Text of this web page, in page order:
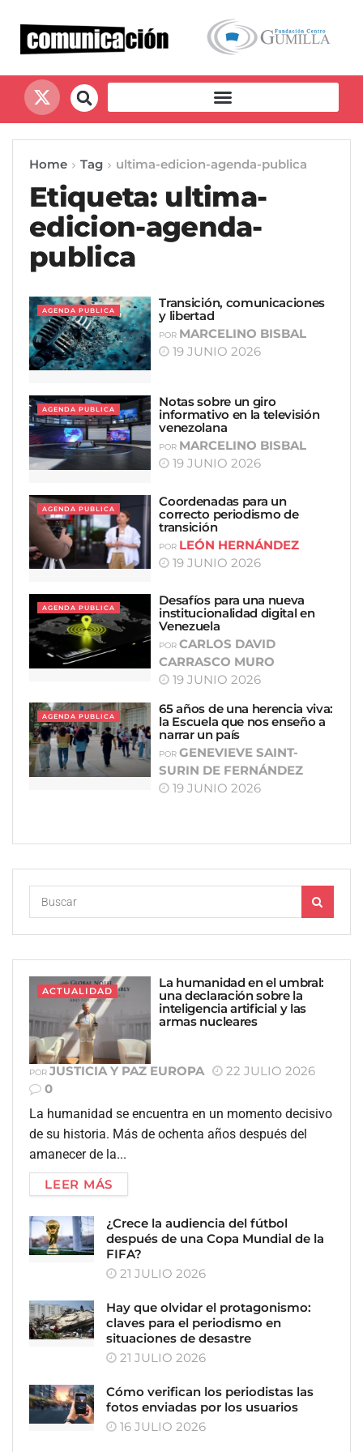
Home Tag ultima-edicion-agenda-publica
Etiqueta: ultima-
edicion-agenda-
publica
AGENDA PUBLICA
Transición, comunicaciones
y libertad
POR MARCELINO BISBAL
19 JUNIO 2026
AGENDA PUBLICA
Notas sobre un giro
informativo en la televisión
venezolana
POR MARCELINO BISBAL
19 JUNIO 2026
AGENDA PUBLICA
Coordenadas para un
correcto periodismo de
transición
POR LEÓN HERNÁNDEZ
19 JUNIO 2026
AGENDA PUBLICA
Desafíos para una nueva
institucionalidad digital en
Venezuela
POR CARLOS DAVID
CARRASCO MURO
19 JUNIO 2026
AGENDA PUBLICA
65 años de una herencia viva:
la Escuela que nos enseño a
narrar un país
POR GENEVIEVE SAINT-
SURIN DE FERNÁNDEZ
19 JUNIO 2026
ACTUALIDAD
La humanidad en el umbral:
una declaración sobre la
inteligencia artificial y las
armas nucleares
POR JUSTICIA Y PAZ EUROPA
22 JULIO 2026
0
La humanidad se encuentra en un momento decisivo
de su historia. Más de ochenta años después del
amanecer de la...
LEER MÁS
¿Crece la audiencia del fútbol
después de una Copa Mundial de la
FIFA?
21 JULIO 2026
Hay que olvidar el protagonismo:
claves para el periodismo en
situaciones de desastre
21 JULIO 2026
Cómo verifican los periodistas las
fotos enviadas por los usuarios
16 JULIO 2026